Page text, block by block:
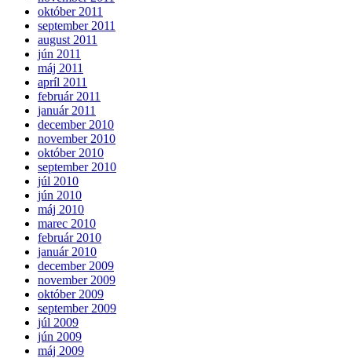
október 2011
september 2011
august 2011
jún 2011
máj 2011
apríl 2011
február 2011
január 2011
december 2010
november 2010
október 2010
september 2010
júl 2010
jún 2010
máj 2010
marec 2010
február 2010
január 2010
december 2009
november 2009
október 2009
september 2009
júl 2009
jún 2009
máj 2009